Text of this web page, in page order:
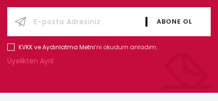
KVKK ve Aydınlatma Metni’ni okudum anladım..
Üyelikten Ayrıl